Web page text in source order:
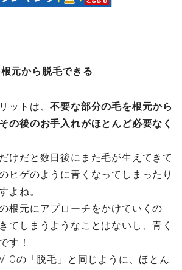
元から脱毛できる
ットは、不要な部分の毛を根元から
の後のお手入れがほとんど必要なく
けだと数日後にまた毛が生えてきて
ヒゲのように青くなってしまったり
よね。
根元にアプローチをかけていくの
てしまうようなことはないし、青く
す！
の「脱毛」と同じように、ほとん